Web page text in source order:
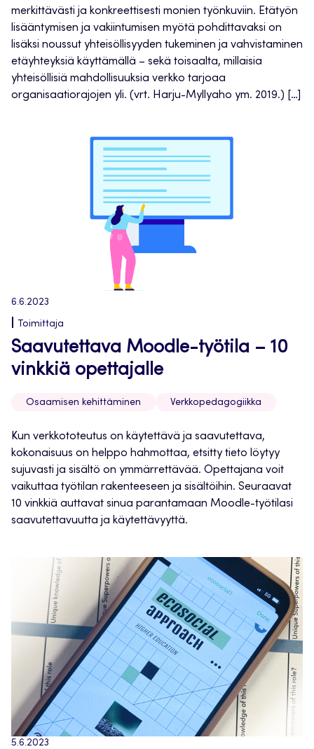
merkittävästi ja konkreettisesti monien työnkuviin. Etätyön
lisääntymisen ja vakiintumisen myötä pohdittavaksi on
lisäksi noussut yhteisöllisyyden tukeminen ja vahvistaminen
etäyhteyksiä käyttämällä – sekä toisaalta, millaisia
yhteisöllisiä mahdollisuuksia verkko tarjoaa
organisaatiorajojen yli. (vrt. Harju-Myllyaho ym. 2019.) […]
6.6.2023
Toimittaja
Saavutettava Moodle-työtila – 10
vinkkiä opettajalle
Osaamisen kehittäminen Verkkopedagogiikka
Kun verkkototeutus on käytettävä ja saavutettava,
kokonaisuus on helppo hahmottaa, etsitty tieto löytyy
sujuvasti ja sisältö on ymmärrettävää. Opettajana voit
vaikuttaa työtilan rakenteeseen ja sisältöihin. Seuraavat
10 vinkkiä auttavat sinua parantamaan Moodle-työtilasi
saavutettavuutta ja käytettävyyttä.
5.6.2023